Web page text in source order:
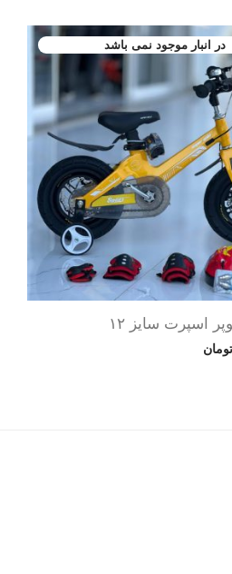
اسپرت سایز ۱۲
تومان